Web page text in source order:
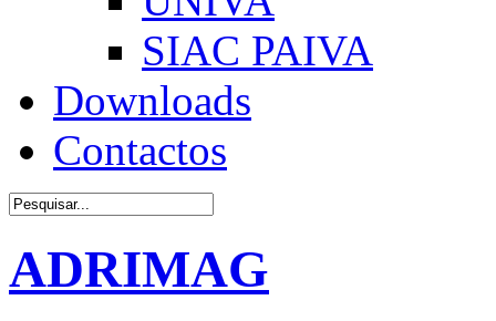
SIAC PAIVA
Downloads
Contactos
ADRIMAG